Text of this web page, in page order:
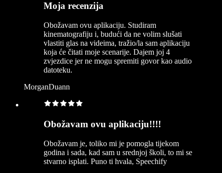
Moja recenzija
Obožavam ovu aplikaciju. Studiram
kinematografiju i, budući da ne volim slušati
vlastiti glas na videima, tražio/la sam aplikaciju
koja će čitati moje scenarije. Dajem joj 4
zvjezdice jer ne mogu spremiti govor kao audio
datoteku.
MorganDuann
Obožavam ovu aplikaciju!!!!
Obožavam je, toliko mi je pomogla tijekom
godina i sada, kad sam u srednjoj školi, to mi se
stvarno isplati. Puno ti hvala, Speechify